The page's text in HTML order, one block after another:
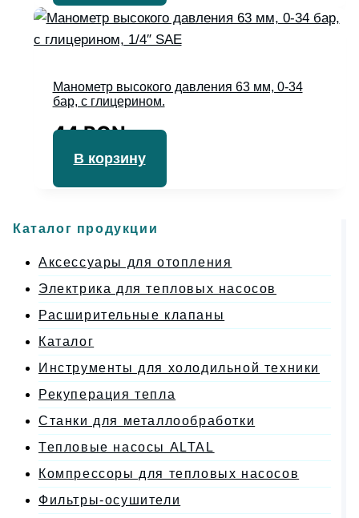
Манометр высокого давления 63 мм, 0-34
бар, с глицерином.
44RON
В корзину
Каталог продукции
Аксессуары для отопления
Электрика для тепловых насосов
Расширительные клапаны
Каталог
Инструменты для холодильной техники
Рекуперация тепла
Станки для металлообработки
Тепловые насосы ALTAL
Компрессоры для тепловых насосов
Фильтры-осушители